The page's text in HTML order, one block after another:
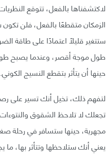
لاكتشفناها بالفعل، تتوقع
الزمكان متقطعًا بالفعل، فلن تكون
ستتغير قليلًا اعتمادًا على طاقة
طول موجة أقصر، وعندما يصبح
حينها أن يتأثر بتقطع النسيج الكوني.
لتفهم ذلك، تخيل أنك تسير على
تجعلك لا تلاحظ الشقوق
مجهرية، حينها ستسافر في رحلة
يعني أنك ستلاحظها وتتأثر بها،